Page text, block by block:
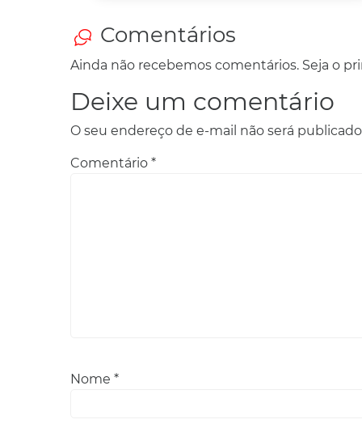
Comentários
Ainda não recebemos comentários. Seja o
Deixe um comentário
O seu endereço de e-mail não será
Comentário *
Nome *